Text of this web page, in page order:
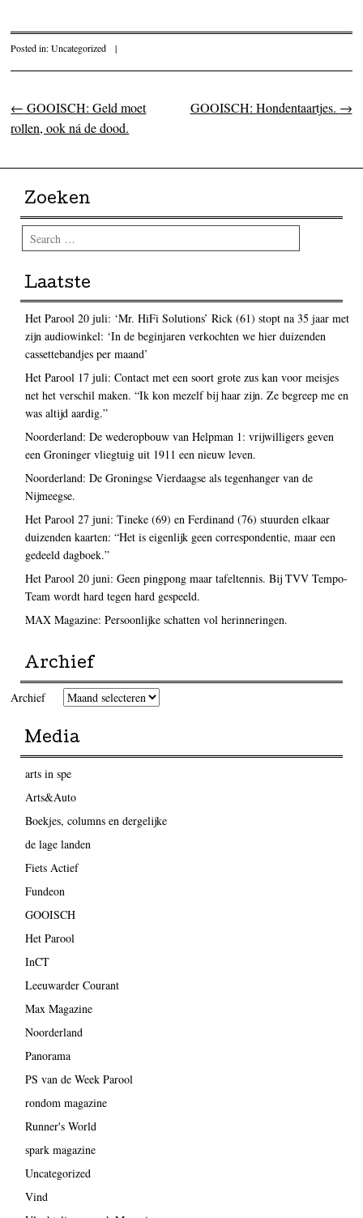
Posted in:Uncategorized |
Post navigation
← GOOISCH: Geld moet
rollen, ook ná de dood.
GOOISCH: Hondentaartjes. →
Zoeken
Search
Laatste
Het Parool 20 juli: ‘Mr. HiFi Solutions’ Rick (61) stopt na 35 jaar met
zijn audiowinkel: ‘In de beginjaren verkochten we hier duizenden
cassettebandjes per maand’
Het Parool 17 juli: Contact met een soort grote zus kan voor meisjes
net het verschil maken. “Ik kon mezelf bij haar zijn. Ze begreep me en
was altijd aardig.”
Noorderland: De wederopbouw van Helpman 1: vrijwilligers geven
een Groninger vliegtuig uit 1911 een nieuw leven.
Noorderland: De Groningse Vierdaagse als tegenhanger van de
Nijmeegse.
Het Parool 27 juni: Tineke (69) en Ferdinand (76) stuurden elkaar
duizenden kaarten: “Het is eigenlijk geen correspondentie, maar een
gedeeld dagboek.”
Het Parool 20 juni: Geen pingpong maar tafeltennis. Bij TVV Tempo-
Team wordt hard tegen hard gespeeld.
MAX Magazine: Persoonlijke schatten vol herinneringen.
Archief
Archief
Media
arts in spe
Arts&Auto
Boekjes, columns en dergelijke
de lage landen
Fiets Actief
Fundeon
GOOISCH
Het Parool
InCT
Leeuwarder Courant
Max Magazine
Noorderland
Panorama
PS van de Week Parool
rondom magazine
Runner's World
spark magazine
Uncategorized
Vind